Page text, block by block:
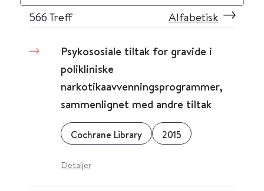
566 Treff Alfabetisk
Psykososiale tiltak for gravide i
polikliniske
narkotikaavvenningsprogrammer,
sammenlignet med andre tiltak
Cochrane Library 2015
Detaljer